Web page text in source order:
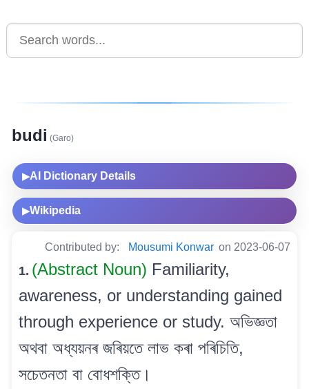
budi (Garo)
▶AI Dictionary Details
▶Wikipedia
Contributed by: Mousumi Konwar on 2023-06-07
1. (Abstract Noun) Familiarity,
awareness, or understanding gained
through experience or study. অভিজ্ঞতা
অথবা অধ্যয়নৰ জৰিয়তে লাভ কৰা পৰিচিতি,
সচেতনতা বা বোধশক্তি।